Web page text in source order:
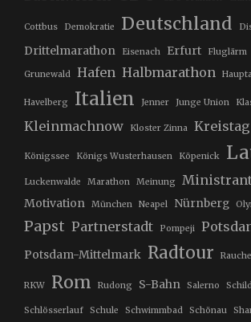
Cottbus Demokratie Deutschland
Drittelmarathon Eisenach Erfurt Fluglärm
Grunewald Hafen Halbmarathon
Havelberg Italien Jenner Junge Union
Kleinmachnow Kloster Zinna Kreistag
Königssee Königs Wusterhausen Köpenick
Luckenwalde Marathon Meinung
Motivation München Neapel Nürnberg
Papst Partnerstadt Pompeji
Potsdam-Mittelmark Radtour
RKW Rom Rudong S-Bahn Salerno
Schlösserlauf Schule Schwimmbad Schönau